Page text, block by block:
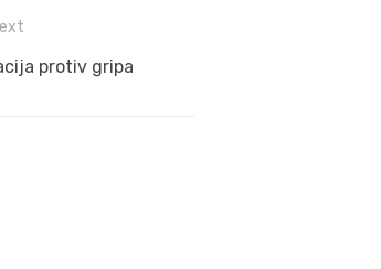
protiv gripa